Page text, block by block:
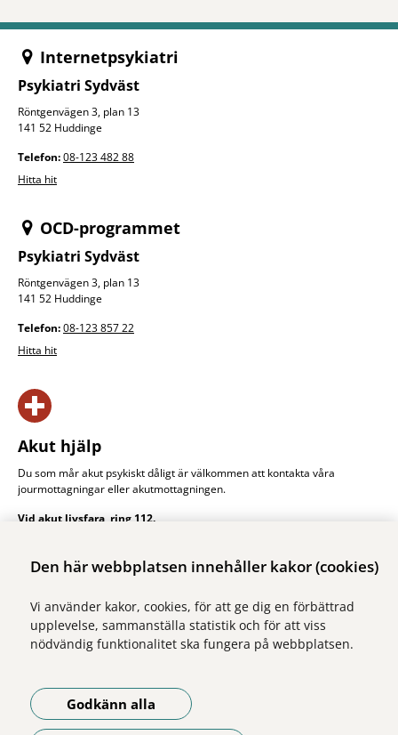
Den här webbplatsen innehåller kakor (cookies)
Vi använder kakor, cookies, för att ge dig en förbättrad
upplevelse, sammanställa statistik och för att viss
nödvändig funktionalitet ska fungera på webbplatsen.
Godkänn alla
Internetpsykiatri
Psykiatri Sydväst
Röntgenvägen 3, plan 13
141 52 Huddinge
Telefon:08-123 482 88
Hitta hit
OCD-programmet
Psykiatri Sydväst
Röntgenvägen 3, plan 13
141 52 Huddinge
Telefon:08-123 857 22
Hitta hit
Akut hjälp
Du som mår akut psykiskt dåligt är välkommen att kontakta våra
jourmottagningar eller akut­mottagningen.
Vid akut livsfara, ring 112.
Samtliga bilder på webbplatsen är tagna av fotograf Yanan Li om inget
annat namn anges.